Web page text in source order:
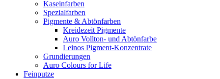
Kaseinfarben
Spezialfarben
Pigmente & Abtönfarben
Kreidezeit Pigmente
Auro Vollton- und Abtönfarbe
Leinos Pigment-Konzentrate
Grundierungen
Auro Colours for Life
Feinputze